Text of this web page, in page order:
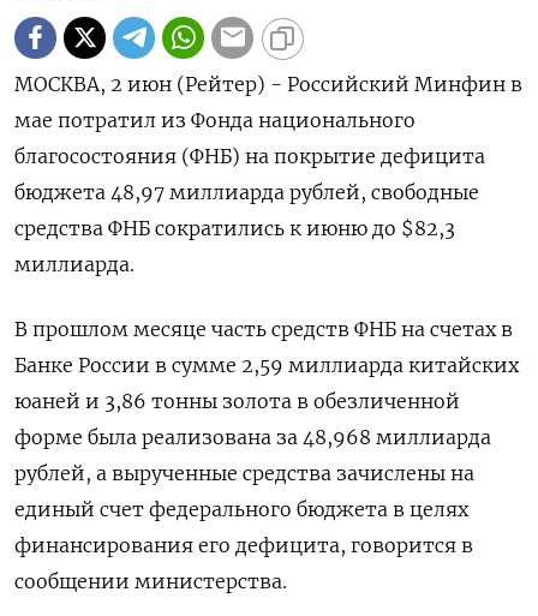
МОСКВА, 2 июн (Рейтер) - Российский Минфин в
мае потратил из Фонда национального
благосостояния (ФНБ) на покрытие дефицита
бюджета 48,97 миллиарда рублей, свободные
средства ФНБ сократились к июню до $82,3
миллиарда.
В прошлом месяце часть средств ФНБ на счетах в
Банке России в сумме 2,59 миллиарда китайских
юаней и 3,86 тонны золота в обезличенной
форме была реализована за 48,968 миллиарда
рублей, а вырученные средства зачислены на
единый счет федерального бюджета в целях
финансирования его дефицита, говорится в
сообщении министерства.